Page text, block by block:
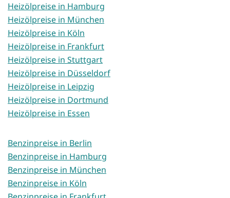
Heizölpreise in Hamburg
Heizölpreise in München
Heizölpreise in Köln
Heizölpreise in Frankfurt
Heizölpreise in Stuttgart
Heizölpreise in Düsseldorf
Heizölpreise in Leipzig
Heizölpreise in Dortmund
Heizölpreise in Essen
Benzinpreise in Berlin
Benzinpreise in Hamburg
Benzinpreise in München
Benzinpreise in Köln